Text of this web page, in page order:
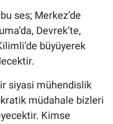
ses; Merkez’de
Devrek’te,
büyüyerek
siyasi mühendislik
müdahale bizleri
Kimse